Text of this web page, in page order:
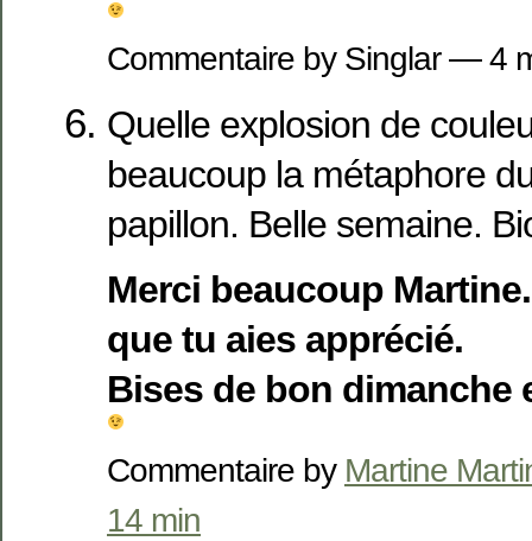
Commentaire by Singlar — 4
Quelle explosion de
beaucoup la métaphore
papillon. Belle semaine.
Merci beaucoup
que tu aies apprécié.
Bises de bon dimanche
Commentaire by Martine
14 min